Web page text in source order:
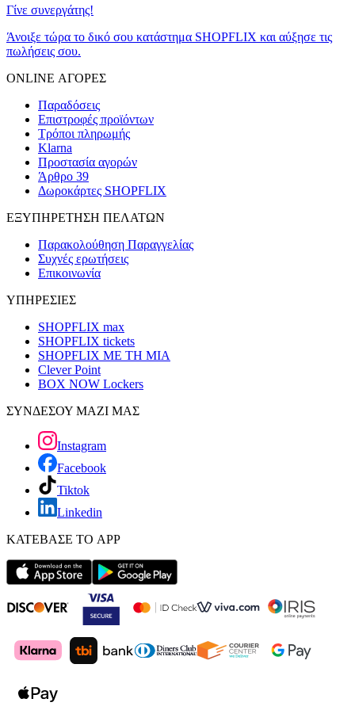
Γίνε συνεργάτης!
Άνοιξε τώρα το δικό σου κατάστημα SHOPFLIX και αύξησε τις
πωλήσεις σου.
ONLINE ΑΓΟΡΕΣ
Παραδόσεις
Επιστροφές προϊόντων
Τρόποι πληρωμής
Klarna
Προστασία αγορών
Άρθρο 39
Δωροκάρτες SHOPFLIX
ΕΞΥΠΗΡΕΤΗΣΗ ΠΕΛΑΤΩΝ
Παρακολούθηση Παραγγελίας
Συχνές ερωτήσεις
Επικοινωνία
ΥΠΗΡΕΣΙΕΣ
SHOPFLIX max
SHOPFLIX tickets
SHOPFLIX ΜΕ ΤΗ ΜΙΑ
Clever Point
BOX NOW Lockers
ΣΥΝΔΕΣΟΥ ΜΑΖΙ ΜΑΣ
Instagram
Facebook
Tiktok
Linkedin
ΚΑΤΕΒΑΣΕ ΤΟ APP